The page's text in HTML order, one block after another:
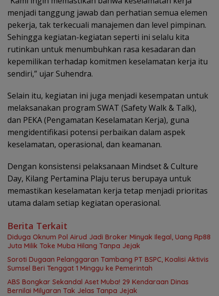
menjadi tanggung jawab dan perhatian semua elemen
pekerja, tak terkecuali manajemen dan level pimpinan.
Sehingga kegiatan-kegiatan seperti ini selalu kita
rutinkan untuk menumbuhkan rasa kesadaran dan
kepemilikan terhadap komitmen keselamatan kerja itu
sendiri,” ujar Suhendra.
Selain itu, kegiatan ini juga menjadi kesempatan untuk
melaksanakan program SWAT (Safety Walk & Talk),
dan PEKA (Pengamatan Keselamatan Kerja), guna
mengidentifikasi potensi perbaikan dalam aspek
keselamatan, operasional, dan keamanan.
Dengan konsistensi pelaksanaan Mindset & Culture
Day, Kilang Pertamina Plaju terus berupaya untuk
memastikan keselamatan kerja tetap menjadi prioritas
utama dalam setiap kegiatan operasional.
Berita Terkait
Diduga Oknum Pol Airud Jadi Broker Minyak Ilegal, Uang Rp88
Juta Milik Toke Muba Hilang Tanpa Jejak
Soroti Dugaan Pelanggaran Tambang PT BSPC, Koalisi Aktivis
Sumsel Beri Tenggat 1 Minggu ke Pemerintah
ABS Bongkar Sekandal Aset Muba! 29 Kendaraan Dinas
Bernilai Milyaran Tak Jelas Tanpa Jejak